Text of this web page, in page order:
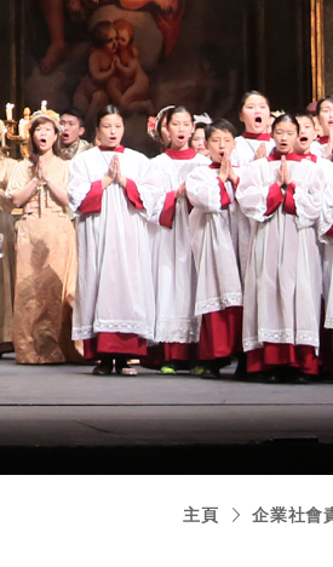
建築材料
志和科學園」正式
揭幕
更多內容
及全年業績
更多內容
主頁 企業社會